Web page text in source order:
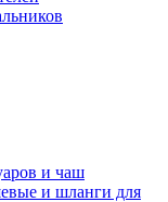
и чаш
и шланги для